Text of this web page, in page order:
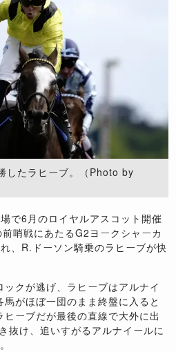
したラヒーブ。（Photo by
で6月のロイヤルアスコット開催
哨戦にあたるG2ヨークシャーカ
、R.ドーソン騎乗のラヒーブが快
クが逃げ、ラヒーブはアルナイ
がほぼ一団のまま終盤に入ると
ーブだが最後の直線で大外に出
抜け、追いすがるアルナイールに